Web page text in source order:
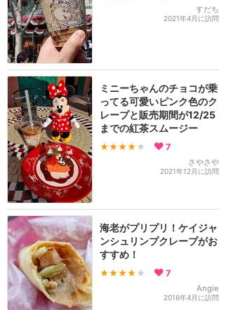
すだち
2021年4月に訪問
ミニーちゃんのチョコが乗
ってる可愛いピンク色のク
レープと販売期間が12/25
までの紅茶スムージー
★★★★ ★ 7
さやさや
2021年12月に訪問
海老がプリプリ！ケイジャ
ンシュリンプクレープがお
すすめ！
★★★★ ★ 7
Angie
2016年4月に訪問